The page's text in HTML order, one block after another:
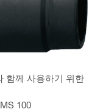
함께 사용하기 위한
100